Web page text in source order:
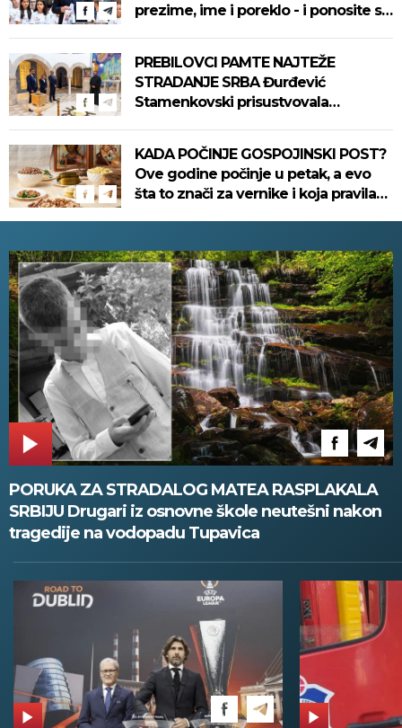
prezime, ime i poreklo - i ponosite se
PREBILOVCI PAMTE NAJTEŽE
STRADANJE SRBA Đurđević
Stamenkovski prisustvovala
KADA POČINJE GOSPOJINSKI POST?
Ove godine počinje u petak, a evo
šta to znači za vernike i koja pravila
PORUKA ZA STRADALOG MATEA RASPLAKALA
SRBIJU Drugari iz osnovne škole neutešni nakon
tragedije na vodopadu Tupavica